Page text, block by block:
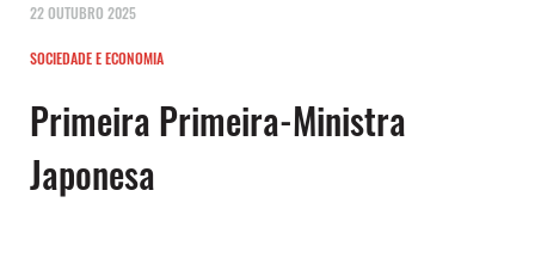
22 OUTUBRO 2025
SOCIEDADE E ECONOMIA
Primeira Primeira-Ministra
Japonesa